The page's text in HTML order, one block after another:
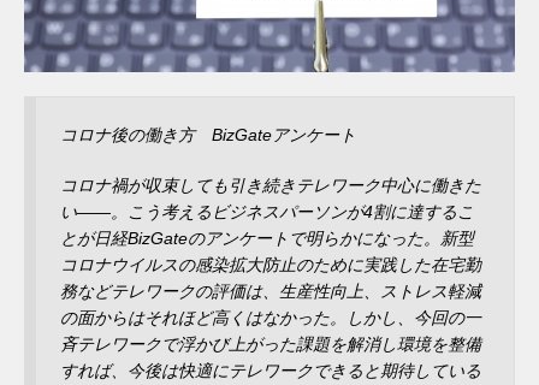
コロナ後の働き方 BizGateアンケート
コロナ禍が収束しても引き続きテレワーク中心に働きた
い――。こう考えるビジネスパーソンが4割に達するこ
とが日経BizGateのアンケートで明らかになった。新型
コロナウイルスの感染拡大防止のために実践した在宅勤
務などテレワークの評価は、生産性向上、ストレス軽減
の面からはそれほど高くはなかった。しかし、今回の一
斉テレワークで浮かび上がった課題を解消し環境を整備
すれば、今後は快適にテレワークできると期待している